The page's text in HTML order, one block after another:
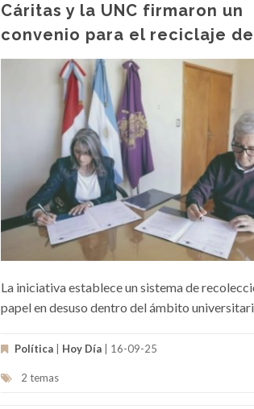
Cáritas y la UNC firmaron un
convenio para el reciclaje
La iniciativa establece un sistema de
papel en desuso dentro del ámbito
Política Hoy Día | 16-09-25
2 temas